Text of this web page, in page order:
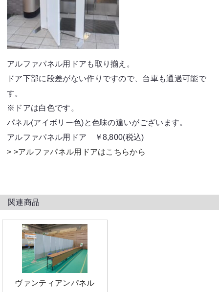
アルファパネル用ドアも取り揃え。
ドア下部に段差がない作りですので、台車も通過可能で
す。
※ドアは白色です。
パネル(アイボリー色)と色味の違いがございます。
アルファパネル用ドア ￥8,800(税込)
> >アルファパネル用ドアはこちらから
関連商品
ヴァンティアンパネル